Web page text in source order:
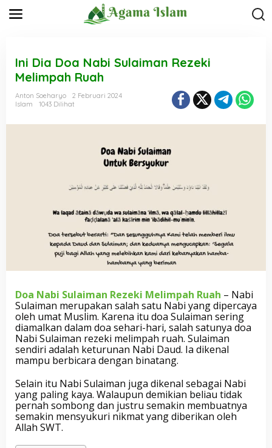
Ini Dia Doa Nabi Sulaiman Rezeki
Melimpah Ruah
Anton Soeharyo
2 Februari 2024
Islam
1043 Dilihat
Doa Nabi Sulaiman Rezeki Melimpah Ruah – Nabi
Sulaiman merupakan salah satu Nabi yang dipercaya
oleh umat Muslim. Karena itu doa Sulaiman sering
diamalkan dalam doa sehari-hari, salah satunya doa
Nabi Sulaiman rezeki melimpah ruah. Sulaiman
sendiri adalah keturunan Nabi Daud. Ia dikenal
mampu berbicara dengan binatang.
Selain itu Nabi Sulaiman juga dikenal sebagai Nabi
yang paling kaya. Walaupun demikian beliau tidak
pernah sombong dan justru semakin membuatnya
semakin mensyukuri nikmat yang diberikan oleh
Allah SWT.